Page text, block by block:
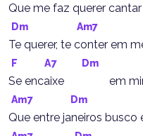
Que me faz querer
Dm Am7
Te querer, te conter em
F A7 Dm
Se encaixe                em
Am7 Dm
Que entre janeiros busco